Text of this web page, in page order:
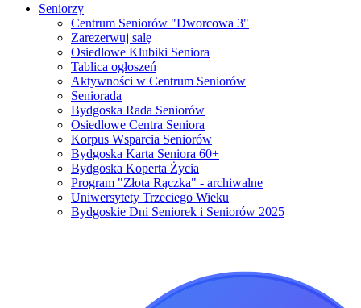
Seniorzy
Centrum Seniorów "Dworcowa 3"
Zarezerwuj salę
Osiedlowe Klubiki Seniora
Tablica ogłoszeń
Aktywności w Centrum Seniorów
Seniorada
Bydgoska Rada Seniorów
Osiedlowe Centra Seniora
Korpus Wsparcia Seniorów
Bydgoska Karta Seniora 60+
Bydgoska Koperta Życia
Program "Złota Rączka" - archiwalne
Uniwersytety Trzeciego Wieku
Bydgoskie Dni Seniorek i Seniorów 2025